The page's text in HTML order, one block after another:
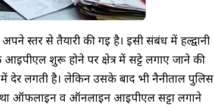
स्तर से तैयारी की गई है। इसी संबंध में हल्द्वानी
आईपीएल शुरू होने पर क्षेत्र में सट्टे लगाए जाने की
में देर लगती है। लेकिन उसके बाद भी नैनीताल पुलिस
ऑफलाइन व ऑनलाइन आईपीएल सट्टा लगाने